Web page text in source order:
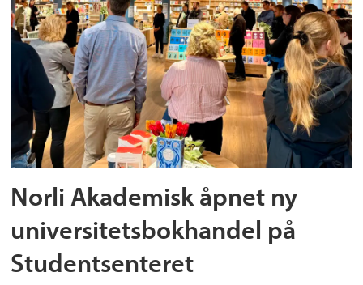
Norli Akademisk åpnet ny
universitetsbokhandel på
Studentsenteret